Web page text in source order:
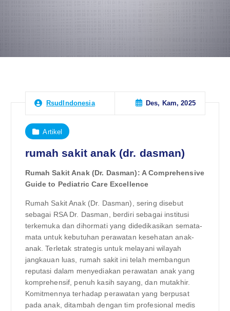
RsudIndonesia Des, Kam, 2025
Artikel
rumah sakit anak (dr. dasman)
Rumah Sakit Anak (Dr. Dasman): A Comprehensive
Guide to Pediatric Care Excellence
Rumah Sakit Anak (Dr. Dasman), sering disebut
sebagai RSA Dr. Dasman, berdiri sebagai institusi
terkemuka dan dihormati yang didedikasikan semata-
mata untuk kebutuhan perawatan kesehatan anak-
anak. Terletak strategis untuk melayani wilayah
jangkauan luas, rumah sakit ini telah membangun
reputasi dalam menyediakan perawatan anak yang
komprehensif, penuh kasih sayang, dan mutakhir.
Komitmennya terhadap perawatan yang berpusat
pada anak, ditambah dengan tim profesional medis